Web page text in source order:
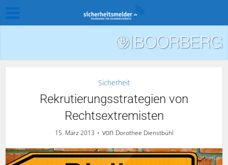
Sicherheit
Rekrutierungsstrategien von
Rechtsextremisten
15. März 2013 von Dorothee Dienstbühl